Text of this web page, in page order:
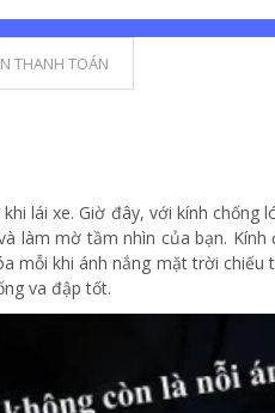
THANH TOÁN
lái xe. Giờ đây, với kính chống
làm mờ tầm nhìn của bạn.
mỗi khi ánh nắng mặt trời chiếu
va đập tốt.